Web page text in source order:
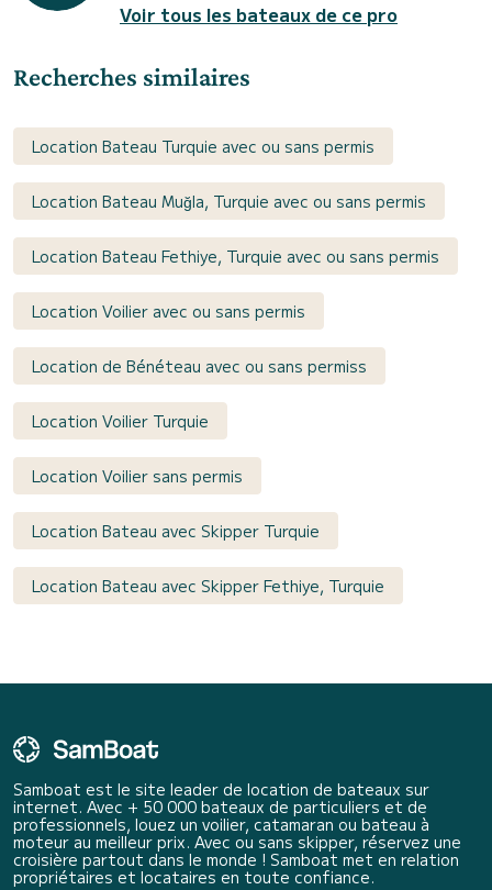
Voir tous les bateaux de ce pro
Recherches similaires
Location Bateau Turquie avec ou sans permis
Location Bateau Muğla, Turquie avec ou sans permis
Location Bateau Fethiye, Turquie avec ou sans permis
Location Voilier avec ou sans permis
Location de Bénéteau avec ou sans permiss
Location Voilier Turquie
Location Voilier sans permis
Location Bateau avec Skipper Turquie
Location Bateau avec Skipper Fethiye, Turquie
Samboat est le site leader de location de bateaux sur
internet. Avec + 50 000 bateaux de particuliers et de
professionnels, louez un voilier, catamaran ou bateau à
moteur au meilleur prix. Avec ou sans skipper, réservez une
croisière partout dans le monde ! Samboat met en relation
propriétaires et locataires en toute confiance.